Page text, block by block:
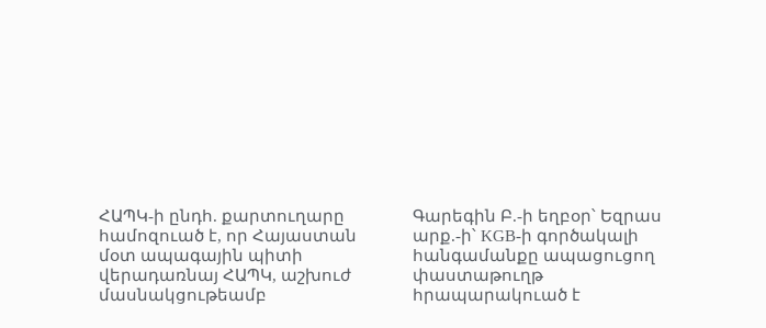
ՀԱՊԿ-ի ընդհ. քարտուղարը
համոզուած է, որ Հայաստան
մօտ ապագային պիտի
վերադառնայ ՀԱՊԿ, աշխուժ
մասնակցութեամբ
Գարեգին Բ.-ի եղբօր՝ Եզրաս
արք.-ի՝ KGB-ի գործակալի
հանգամանքը ապացուցող
փաստաթուղթ
հրապարակուած է